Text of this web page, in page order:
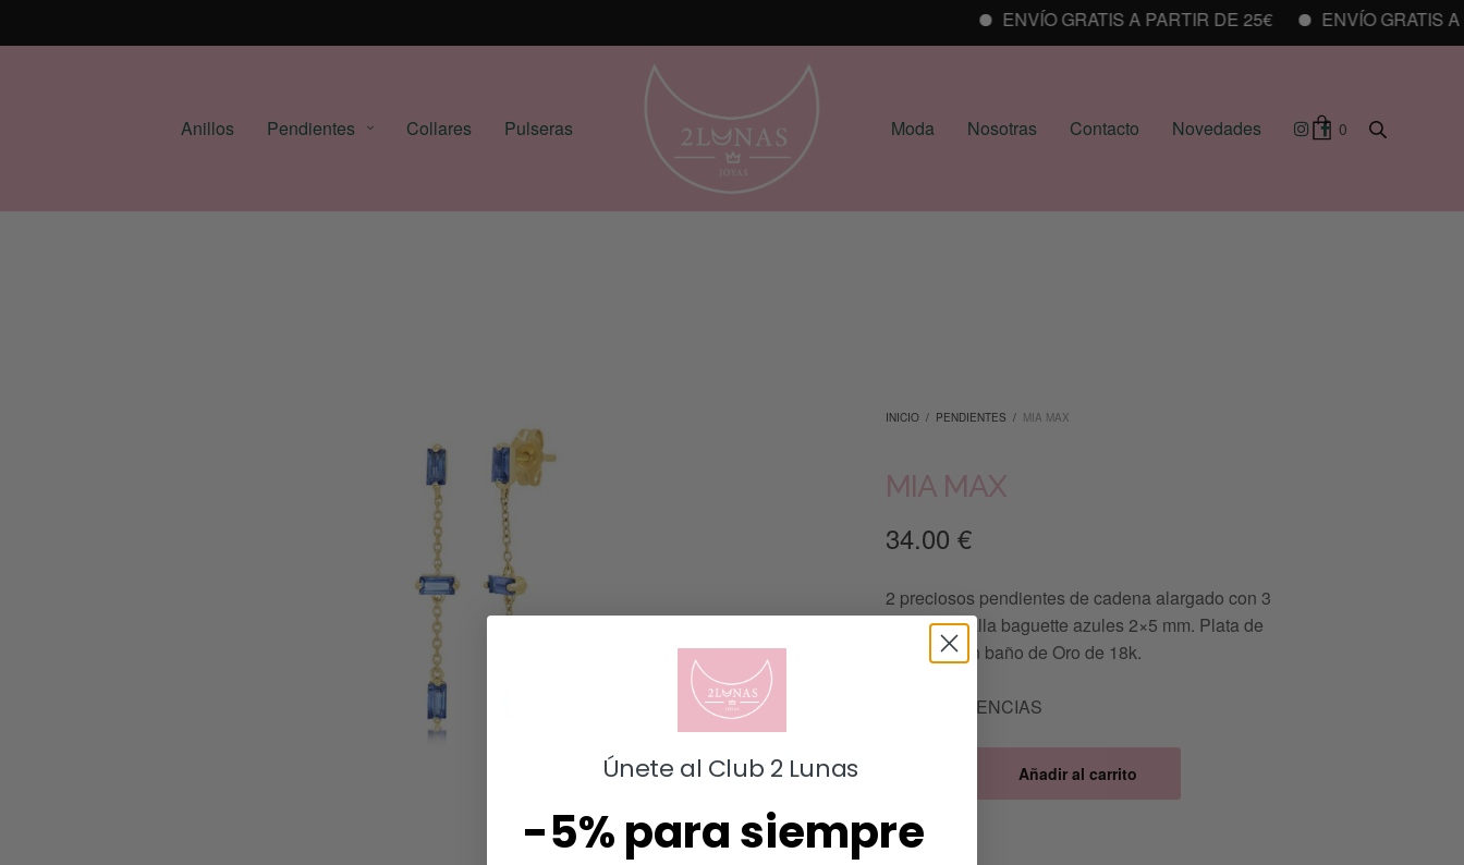
ENVÍO GRATIS A PARTIR DE 25€ ENVÍO GRATIS A
Anillos Pendientes Collares Pulseras Moda Nosotras Contacto Novedades 0
INICIO / PENDIENTES / MIA MAX
MIA MAX
34.00€
2 preciosos pendientes de cadena alargado con 3
circonitas talla baguette azules 2×5 mm. Plata de
Ley 925 con baño de Oro de 18k.
HAY EXISTENCIAS
Añadir al carrito
Únete al Club 2 Lunas
-5% para siempre